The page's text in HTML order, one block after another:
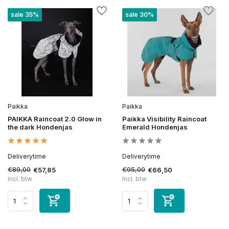
sale 35%
Paikka
PAIKKA Raincoat 2.0 Glow in
the dark Hondenjas
Deliverytime
€89,00 €57,85
Incl. btw
sale 30%
Paikka
Paikka Visibility Raincoat
Emerald Hondenjas
Deliverytime
€95,00 €66,50
Incl. btw